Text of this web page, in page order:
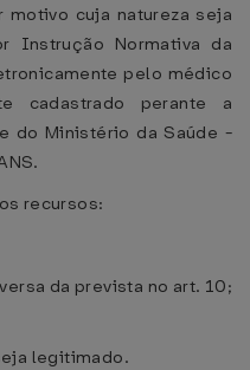
motivo cuja natureza seja
Instrução Normativa da
pelo médico
cadastrado perante a
do Ministério da Saúde -
recursos:
da prevista no art. 10;
legitimado.